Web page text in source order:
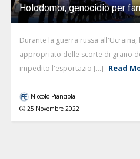
Holodomor, genocidio per
Durante la guerra russa all'Ucraina,
appropriato delle scorte di grano
impedito l'esportazio [...] Read
Niccolò Pianciola
25 Novembre 2022